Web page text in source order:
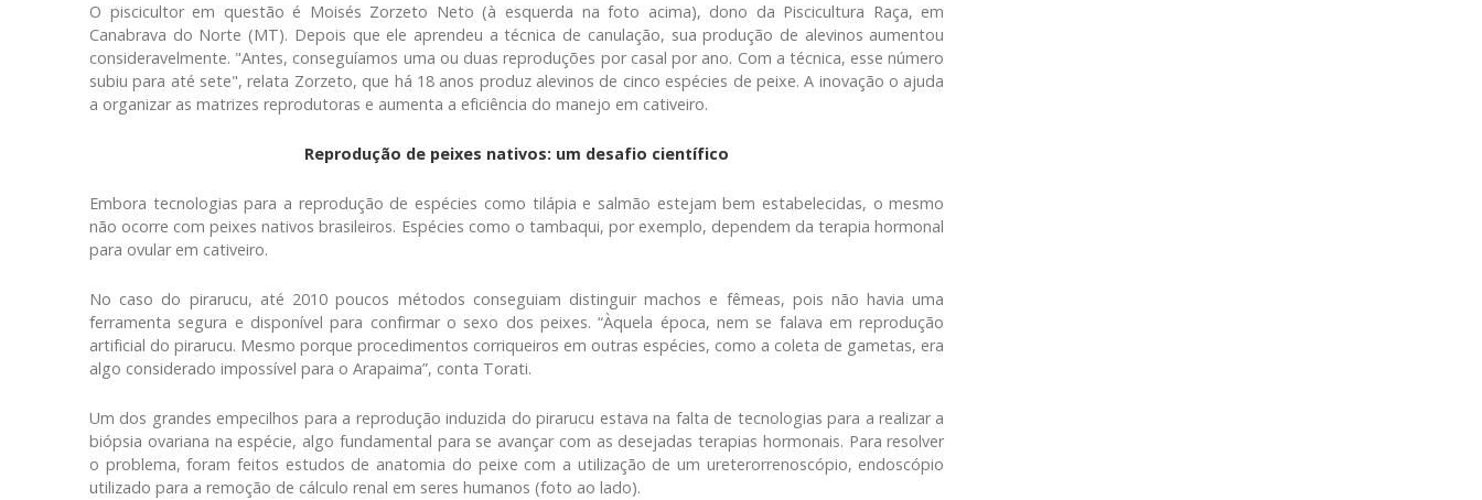
O piscicultor em questão é Moisés Zorzeto Neto (à esquerda na foto acima), dono da Piscicultura Raça, em
Canabrava do Norte (MT). Depois que ele aprendeu a técnica de canulação, sua produção de alevinos aumentou
consideravelmente. "Antes, conseguíamos uma ou duas reproduções por casal por ano. Com a técnica, esse número
subiu para até sete", relata Zorzeto, que há 18 anos produz alevinos de cinco espécies de peixe. A inovação o ajuda
a organizar as matrizes reprodutoras e aumenta a eficiência do manejo em cativeiro.
Reprodução de peixes nativos: um desafio científico
Embora tecnologias para a reprodução de espécies como tilápia e salmão estejam bem estabelecidas, o mesmo
não ocorre com peixes nativos brasileiros. Espécies como o tambaqui, por exemplo, dependem da terapia hormonal
para ovular em cativeiro.
No caso do pirarucu, até 2010 poucos métodos conseguiam distinguir machos e fêmeas, pois não havia uma
ferramenta segura e disponível para confirmar o sexo dos peixes. “Àquela época, nem se falava em reprodução
artificial do pirarucu. Mesmo porque procedimentos corriqueiros em outras espécies, como a coleta de gametas, era
algo considerado impossível para o Arapaima”, conta Torati.
Um dos grandes empecilhos para a reprodução induzida do pirarucu estava na falta de tecnologias para a realizar a
biópsia ovariana na espécie, algo fundamental para se avançar com as desejadas terapias hormonais. Para resolver
o problema, foram feitos estudos de anatomia do peixe com a utilização de um ureterorrenoscópio, endoscópio
utilizado para a remoção de cálculo renal em seres humanos (foto ao lado).